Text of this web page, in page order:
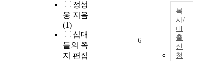
정성
웅 지음
(1)
십대
들의 쪽
지 편집
복
사/
대
출
신
청
6